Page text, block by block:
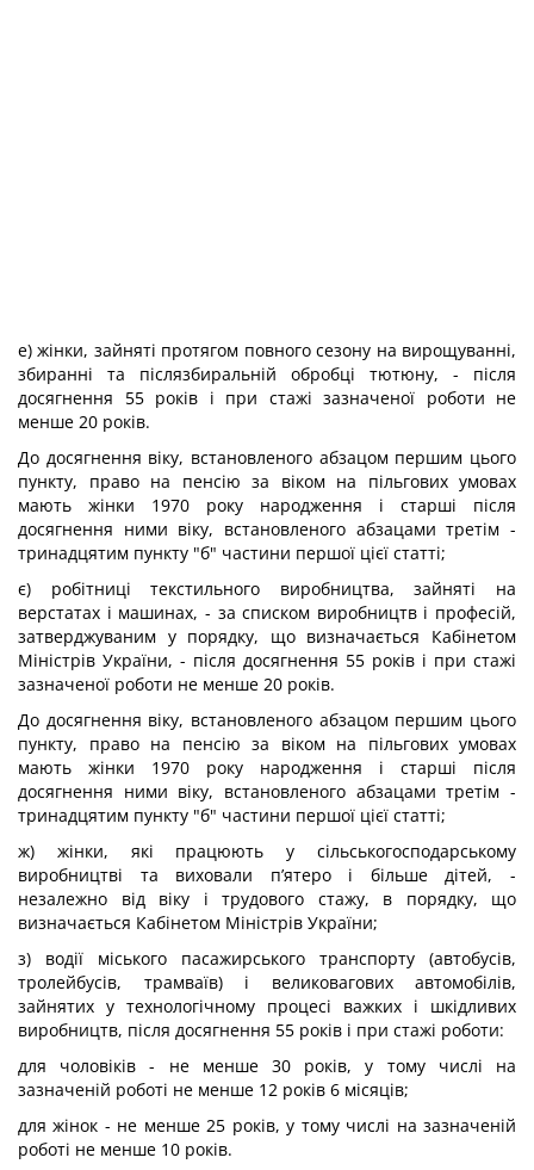
е) жінки, зайняті протягом повного сезону на вирощуванні,
збиранні та післязбиральній обробці тютюну, - після
досягнення 55 років і при стажі зазначеної роботи не
менше 20 років.
До досягнення віку, встановленого абзацом першим цього
пункту, право на пенсію за віком на пільгових умовах
мають жінки 1970 року народження і старші після
досягнення ними віку, встановленого абзацами третім -
тринадцятим пункту "б" частини першої цієї статті;
є) робітниці текстильного виробництва, зайняті на
верстатах і машинах, - за списком виробництв і професій,
затверджуваним у порядку, що визначається Кабінетом
Міністрів України, - після досягнення 55 років і при стажі
зазначеної роботи не менше 20 років.
До досягнення віку, встановленого абзацом першим цього
пункту, право на пенсію за віком на пільгових умовах
мають жінки 1970 року народження і старші після
досягнення ними віку, встановленого абзацами третім -
тринадцятим пункту "б" частини першої цієї статті;
ж) жінки, які працюють у сільськогосподарському
виробництві та виховали п’ятеро і більше дітей, -
незалежно від віку і трудового стажу, в порядку, що
визначається Кабінетом Міністрів України;
з) водії міського пасажирського транспорту (автобусів,
тролейбусів, трамваїв) і великовагових автомобілів,
зайнятих у технологічному процесі важких і шкідливих
виробництв, після досягнення 55 років і при стажі роботи:
для чоловіків - не менше 30 років, у тому числі на
зазначеній роботі не менше 12 років 6 місяців;
для жінок - не менше 25 років, у тому числі на зазначеній
роботі не менше 10 років.